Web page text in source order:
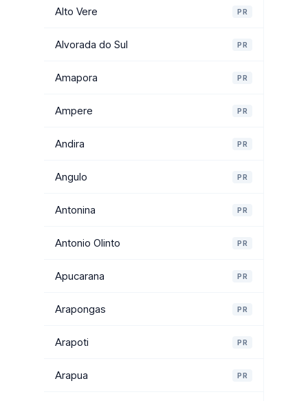
Alto Vere PR
Alvorada do Sul PR
Amapora PR
Ampere PR
Andira PR
Angulo PR
Antonina PR
Antonio Olinto PR
Apucarana PR
Arapongas PR
Arapoti PR
Arapua PR